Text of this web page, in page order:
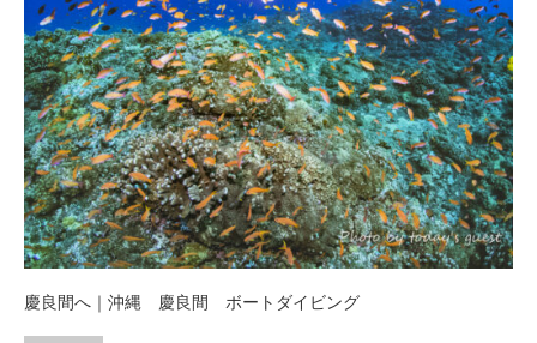
慶良間へ｜沖縄 慶良間 ボートダイビング